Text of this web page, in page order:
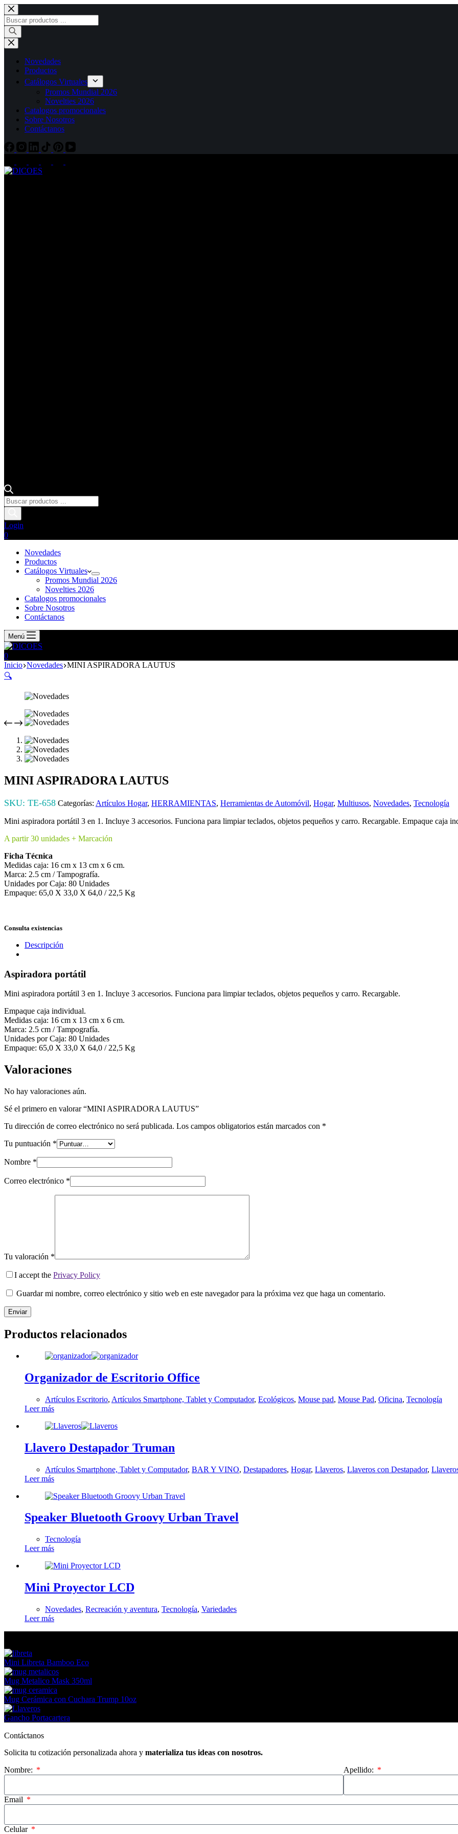
Novedades
Productos
Catálogos Virtuales
Promos Mundial 2026
Novelties 2026
Catalogos promocionales
Sobre Nosotros
Contáctanos
Login
0
Novedades
Productos
Catálogos Virtuales
Promos Mundial 2026
Novelties 2026
Catalogos promocionales
Sobre Nosotros
Contáctanos
Menú
0
Inicio Novedades MINI ASPIRADORA LAUTUS
🔍
MINI ASPIRADORA LAUTUS
SKU: TE-658 Categorías: Artículos Hogar, HERRAMIENTAS, Herramientas de Automóvil, Hogar, Multiusos, Novedades, Tecnología
Mini aspiradora portátil 3 en 1. Incluye 3 accesorios. Funciona para limpiar teclados, objetos pequeños y carro. Recargable. Empaque caja
A partir 30 unidades + Marcación
Ficha Técnica
Medidas caja: 16 cm x 13 cm x 6 cm.
Marca: 2.5 cm / Tampografía.
Unidades por Caja: 80 Unidades
Empaque: 65,0 X 33,0 X 64,0 / 22,5 Kg
Consulta existencias
Descripción
Aspiradora portátil
Mini aspiradora portátil 3 en 1. Incluye 3 accesorios. Funciona para limpiar teclados, objetos pequeños y carro. Recargable.
Empaque caja individual.
Medidas caja: 16 cm x 13 cm x 6 cm.
Marca: 2.5 cm / Tampografía.
Unidades por Caja: 80 Unidades
Empaque: 65,0 X 33,0 X 64,0 / 22,5 Kg
Valoraciones
No hay valoraciones aún.
Sé el primero en valorar “MINI ASPIRADORA LAUTUS”
Tu dirección de correo electrónico no será publicada. Los campos obligatorios están marcados con *
Tu puntuación *
Nombre *
Correo electrónico *
Tu valoración *
I accept the Privacy Policy
Guardar mi nombre, correo electrónico y sitio web en este navegador para la próxima vez que haga un comentario.
Enviar
Productos relacionados
Organizador de Escritorio Office
Artículos Escritorio, Artículos Smartphone, Tablet y Computador, Ecológicos, Mouse pad, Mouse Pad, Oficina, Tecnología
Leer más
Llavero Destapador Truman
Artículos Smartphone, Tablet y Computador, BAR Y VINO, Destapadores, Hogar, Llaveros, Llaveros con Destapador,
Leer más
Speaker Bluetooth Groovy Urban Travel
Tecnología
Leer más
Mini Proyector LCD
Novedades, Recreación y aventura, Tecnología, Variedades
Leer más
Mini Libreta Bamboo Eco
Mug Metalico Mask 350ml
Mug Cerámica con Cuchara Trump 10oz
Gancho Portacartera
Contáctanos
Solicita tu cotización personalizada ahora y materializa tus ideas con nosotros.
Nombre:
Apellido:
Email
Celular